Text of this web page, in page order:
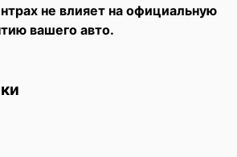
не влияет на официальную
вашего авто.